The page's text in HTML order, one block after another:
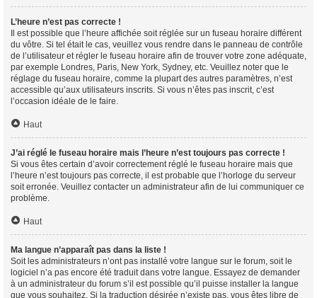
L’heure n’est pas correcte !
Il est possible que l’heure affichée soit réglée sur un fuseau horaire différent
du vôtre. Si tel était le cas, veuillez vous rendre dans le panneau de contrôle
de l’utilisateur et régler le fuseau horaire afin de trouver votre zone adéquate,
par exemple Londres, Paris, New York, Sydney, etc. Veuillez noter que le
réglage du fuseau horaire, comme la plupart des autres paramètres, n’est
accessible qu’aux utilisateurs inscrits. Si vous n’êtes pas inscrit, c’est
l’occasion idéale de le faire.
Haut
J’ai réglé le fuseau horaire mais l’heure n’est toujours pas correcte !
Si vous êtes certain d’avoir correctement réglé le fuseau horaire mais que
l’heure n’est toujours pas correcte, il est probable que l’horloge du serveur
soit erronée. Veuillez contacter un administrateur afin de lui communiquer ce
problème.
Haut
Ma langue n’apparaît pas dans la liste !
Soit les administrateurs n’ont pas installé votre langue sur le forum, soit le
logiciel n’a pas encore été traduit dans votre langue. Essayez de demander
à un administrateur du forum s’il est possible qu’il puisse installer la langue
que vous souhaitez. Si la traduction désirée n’existe pas, vous êtes libre de